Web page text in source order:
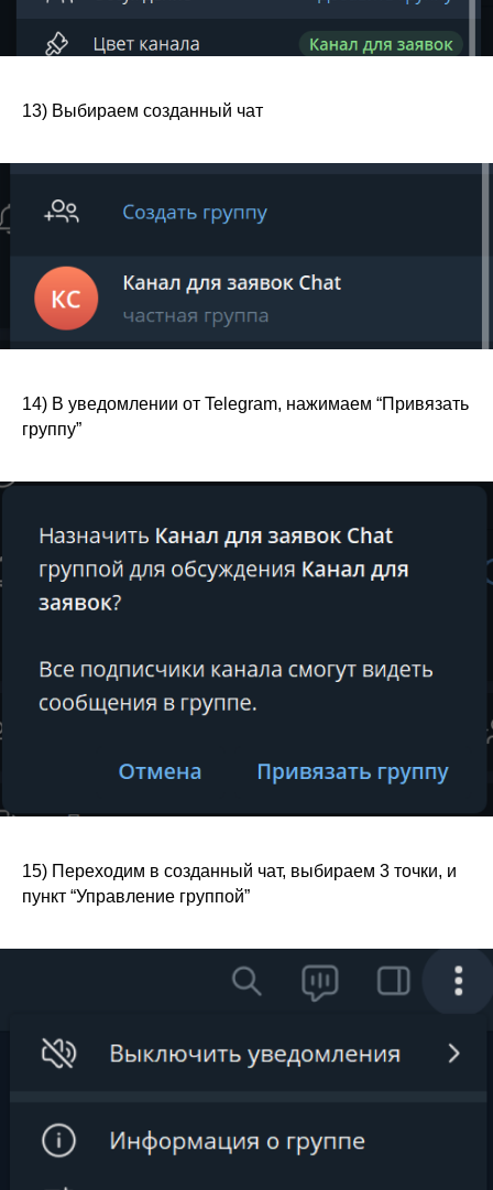
13) Выбираем созданный чат
14) В уведомлении от Telegram, нажимаем “Привязать
группу”
15) Переходим в созданный чат, выбираем 3 точки, и
пункт “Управление группой”